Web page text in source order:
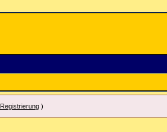
Registrierung)